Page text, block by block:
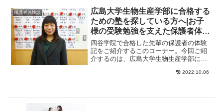
保護者体験談
広島大学生物生産学部に合格する
ための塾を探している方へ|お子
様の受験勉強を支えた保護者体験
談！大学受験予備校四谷学院
四谷学院で合格した先輩の保護者の体験
記をご紹介するこのコーナー。今回ご紹
介するのは、広島大学生物生産学部に合
2022.10.06